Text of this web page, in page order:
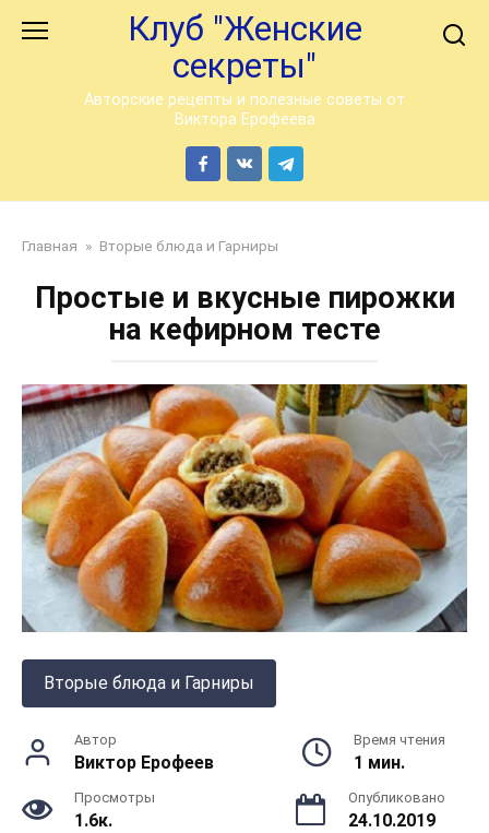
Клуб "Женские
секреты"
Авторские рецепты и полезные советы от
Виктора Ерофеева
Главная » Вторые блюда и Гарниры
Простые и вкусные пирожки
на кефирном тесте
Вторые блюда и Гарниры
Автор
Виктор Ерофеев
Время чтения
1 мин.
Просмотры
1.6к.
Опубликовано
24.10.2019